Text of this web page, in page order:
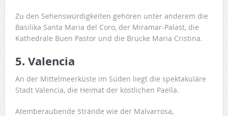
Zu den Sehenswürdigkeiten gehören unter anderem die
Basilika Santa Maria del Coro, der Miramar-Palast, die
Kathedrale Buen Pastor und die Brücke Maria Cristina.
5. Valencia
An der Mittelmeerküste im Süden liegt die spektakuläre
Stadt Valencia, die Heimat der köstlichen Paella.
Atemberaubende Strände wie der Malvarrosa,